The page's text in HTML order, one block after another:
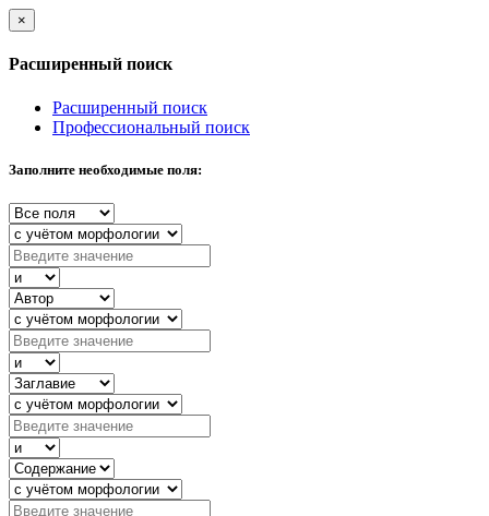
×
Расширенный поиск
Расширенный поиск
Профессиональный поиск
Заполните необходимые поля: